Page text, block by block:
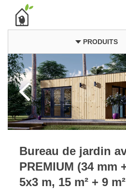
PRODUITS
Bureau de jardin
PREMIUM (34 mm
5x3 m, 15 m² + 9 m²